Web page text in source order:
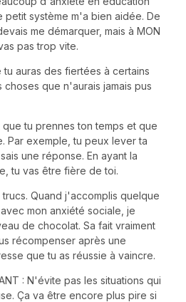
petit système m'a bien aidée. De
me démarquer, mais à MON
pas trop vite.
tu auras des fiertées à certains
choses que n'aurais jamais pus
que tu prennes ton temps et que
Par exemple, tu peux lever ta
une réponse. En ayant la
tu vas être fière de toi.
Quand j'accomplis quelque
mon anxiété sociale, je
de chocolat. Sa fait vraiment
récompenser après une
que tu as réussie à vaincre.
: N'évite pas les situations qui
Ça va être encore plus pire si